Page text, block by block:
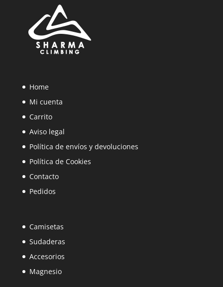
Home
Mi cuenta
Carrito
Aviso legal
Política de envíos y devoluciones
Política de Cookies
Contacto
Pedidos
Camisetas
Sudaderas
Accesorios
Magnesio